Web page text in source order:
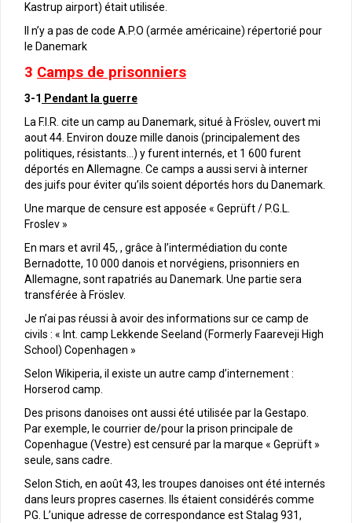
Kastrup airport) était utilisée.
Il n’y a pas de code A.P.O (armée américaine) répertorié pour
le Danemark
3 Camps de prisonniers
3-1 Pendant la guerre
La F.I.R. cite un camp au Danemark, situé à Fröslev, ouvert mi
aout 44. Environ douze mille danois (principalement des
politiques, résistants…) y furent internés, et 1 600 furent
déportés en Allemagne. Ce camps a aussi servi à interner
des juifs pour éviter qu’ils soient déportés hors du Danemark.
Une marque de censure est apposée « Geprüft / P.G.L.
Froslev »
En mars et avril 45, , grâce à l’intermédiation du conte
Bernadotte, 10 000 danois et norvégiens, prisonniers en
Allemagne, sont rapatriés au Danemark. Une partie sera
transférée à Fröslev.
Je n’ai pas réussi à avoir des informations sur ce camp de
civils : « Int. camp Lekkende Seeland (Formerly Faareveji High
School) Copenhagen »
Selon Wikiperia, il existe un autre camp d’internement :
Horserod camp.
Des prisons danoises ont aussi été utilisée par la Gestapo.
Par exemple, le courrier de/pour la prison principale de
Copenhague (Vestre) est censuré par la marque « Geprüft »
seule, sans cadre.
Selon Stich, en août 43, les troupes danoises ont été internés
dans leurs propres casernes. Ils étaient considérés comme
PG. L’unique adresse de correspondance est Stalag 931,